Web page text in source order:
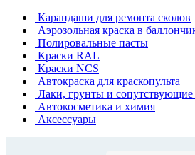
Карандаши для ремонта сколов
Аэрозольная краска в
Полировальные пасты
Краски RAL
Краски NCS
Автокраска для краскопульта
Лаки, грунты и сопутствующие
Автокосметика и химия
Аксессуары